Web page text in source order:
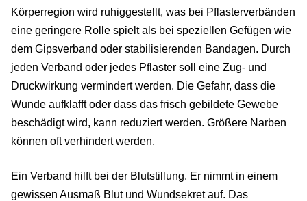
Körperregion wird ruhiggestellt, was bei Pflasterverbänden
eine geringere Rolle spielt als bei speziellen Gefügen wie
dem Gipsverband oder stabilisierenden Bandagen. Durch
jeden Verband oder jedes Pflaster soll eine Zug- und
Druckwirkung vermindert werden. Die Gefahr, dass die
Wunde aufklafft oder dass das frisch gebildete Gewebe
beschädigt wird, kann reduziert werden. Größere Narben
können oft verhindert werden.
Ein Verband hilft bei der Blutstillung. Er nimmt in einem
gewissen Ausmaß Blut und Wundsekret auf. Das